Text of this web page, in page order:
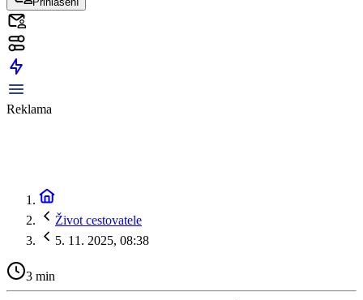
Reklama
Život cestovatele
5. 11. 2025, 08:38
3 min